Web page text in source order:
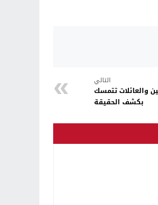
التالي
والعائلات تتمسك
بكشف الحقيقة